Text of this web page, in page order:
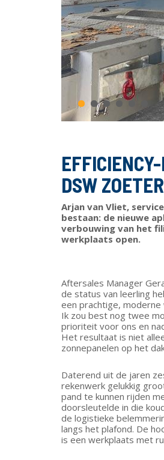
DSW
Arjan van Vliet,
bestaan: de nieuwe
verbouwing van het
werkplaats open.
Aftersales Manager
de status van leerling
een prachtige,
Ik zou best nog twee
prioriteit voor ons en
Het resultaat is niet
zonnepanelen op het
Daterend uit de jaren
rekenwerk gelukkig
pand te kunnen rijden
doorsleutelde in die
de logistieke
langs het plafond. De
is een werkplaats met